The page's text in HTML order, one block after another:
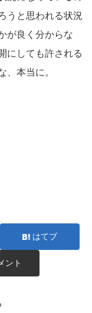
うと思われる状況
が良く分からな
にしても許される
、本当に。
はてブ
ント